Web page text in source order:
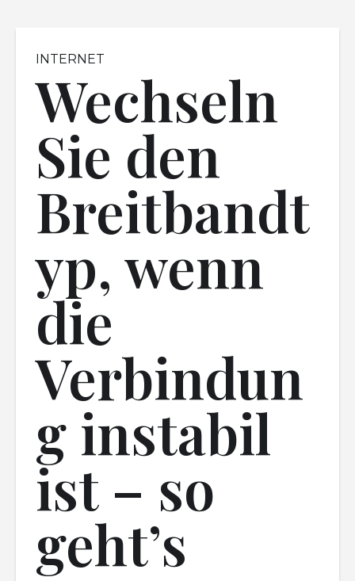
Wechseln
Sie den
Breitbandt
yp, wenn
die
Verbindun
g instabil
ist – so
geht’s
INTERNET